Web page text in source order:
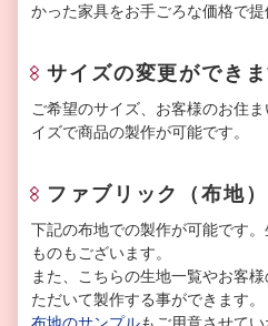
かった家具をお手ごろな価格で提
サイズの変更ができ
ご希望のサイズ、お客様のお住
イズで商品の製作が可能です。
ファブリック（布地）
下記の布地での製作が可能です
ものもございます。
また、こちらの生地一覧やお客
ただいて製作する事ができます。
布地のサンプルもご用意させてい